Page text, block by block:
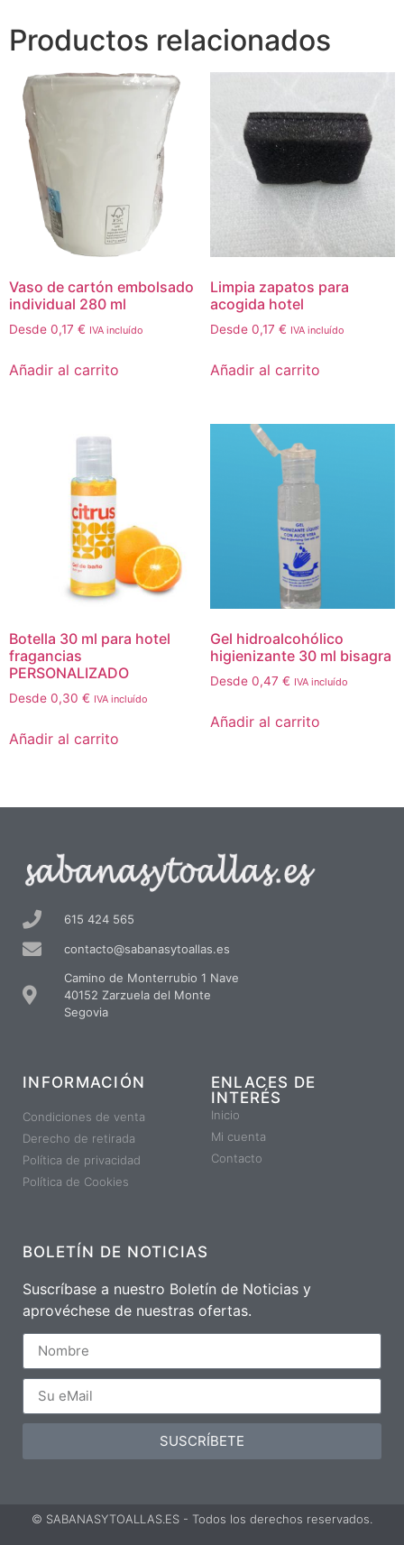
Productos relacionados
Vaso de cartón embolsado
individual 280 ml
Desde 0,17 € IVA incluído
Añadir al carrito
Limpia zapatos para
acogida hotel
Desde 0,17 € IVA incluído
Añadir al carrito
Botella 30 ml para hotel
fragancias
PERSONALIZADO
Desde 0,30 € IVA incluído
Añadir al carrito
Gel hidroalcohólico
higienizante 30 ml bisagra
Desde 0,47 € IVA incluído
Añadir al carrito
615 424 565
contacto@sabanasytoallas.es
Camino de Monterrubio 1 Nave
40152 Zarzuela del Monte
Segovia
INFORMACIÓN
Condiciones de venta
Derecho de retirada
Política de privacidad
Política de Cookies
ENLACES DE
INTERÉS
Inicio
Mi cuenta
Contacto
BOLETÍN DE NOTICIAS
Suscríbase a nuestro Boletín de Noticias y
aprovéchese de nuestras ofertas.
SUSCRÍBETE
© SABANASYTOALLAS.ES - Todos los derechos reservados.